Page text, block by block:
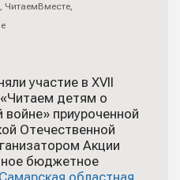
, ЧитаемВместе,
участие в XVII
детям о
приуроченной
Отечественной
Акции
бюджетное
Самарская областная